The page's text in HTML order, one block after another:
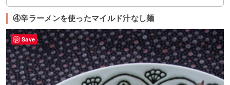
④辛ラーメンを使ったマイルド汁なし麺
Save